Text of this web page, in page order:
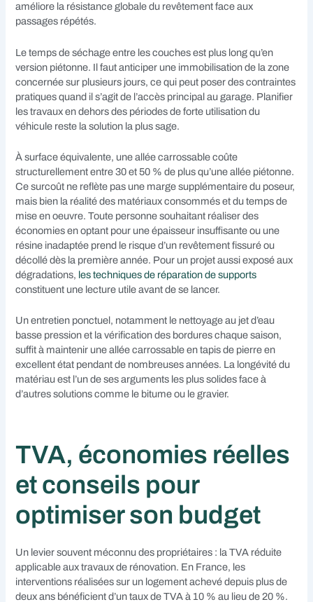
améliore la résistance globale du revêtement face aux
passages répétés.
Le temps de séchage entre les couches est plus long qu’en
version piétonne. Il faut anticiper une immobilisation de la zone
concernée sur plusieurs jours, ce qui peut poser des contraintes
pratiques quand il s’agit de l’accès principal au garage. Planifier
les travaux en dehors des périodes de forte utilisation du
véhicule reste la solution la plus sage.
À surface équivalente, une allée carrossable coûte
structurellement entre 30 et 50 % de plus qu’une allée piétonne.
Ce surcoût ne reflète pas une marge supplémentaire du poseur,
mais bien la réalité des matériaux consommés et du temps de
mise en oeuvre. Toute personne souhaitant réaliser des
économies en optant pour une épaisseur insuffisante ou une
résine inadaptée prend le risque d’un revêtement fissuré ou
décollé dès la première année. Pour un projet aussi exposé aux
dégradations, les techniques de réparation de supports
constituent une lecture utile avant de se lancer.
Un entretien ponctuel, notamment le nettoyage au jet d’eau
basse pression et la vérification des bordures chaque saison,
suffit à maintenir une allée carrossable en tapis de pierre en
excellent état pendant de nombreuses années. La longévité du
matériau est l’un de ses arguments les plus solides face à
d’autres solutions comme le bitume ou le gravier.
TVA, économies réelles
et conseils pour
optimiser son budget
Un levier souvent méconnu des propriétaires : la TVA réduite
applicable aux travaux de rénovation. En France, les
interventions réalisées sur un logement achevé depuis plus de
deux ans bénéficient d’un taux de TVA à 10 % au lieu de 20 %.